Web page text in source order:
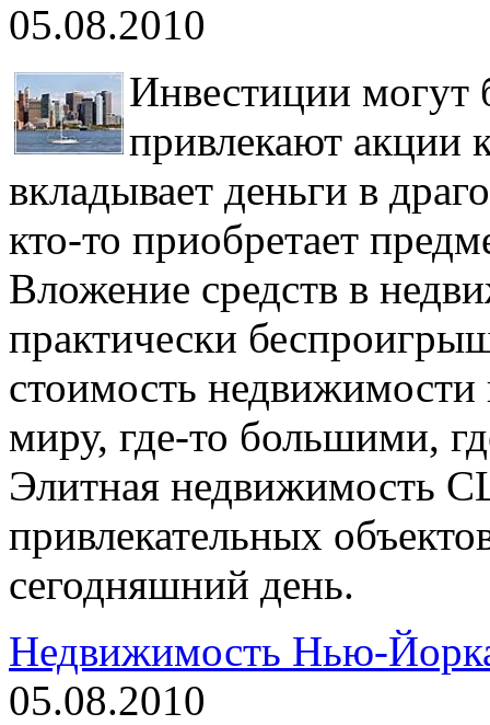
05.08.2010
Инвестиции могут
привлекают акции
вкладывает деньги в
кто-то приобретает
Вложение средств в
практически
стоимость недвижимости
миру, где-то большими,
Элитная недвижимость
привлекательных
сегодняшний день.
Недвижимость Нью-
05.08.2010